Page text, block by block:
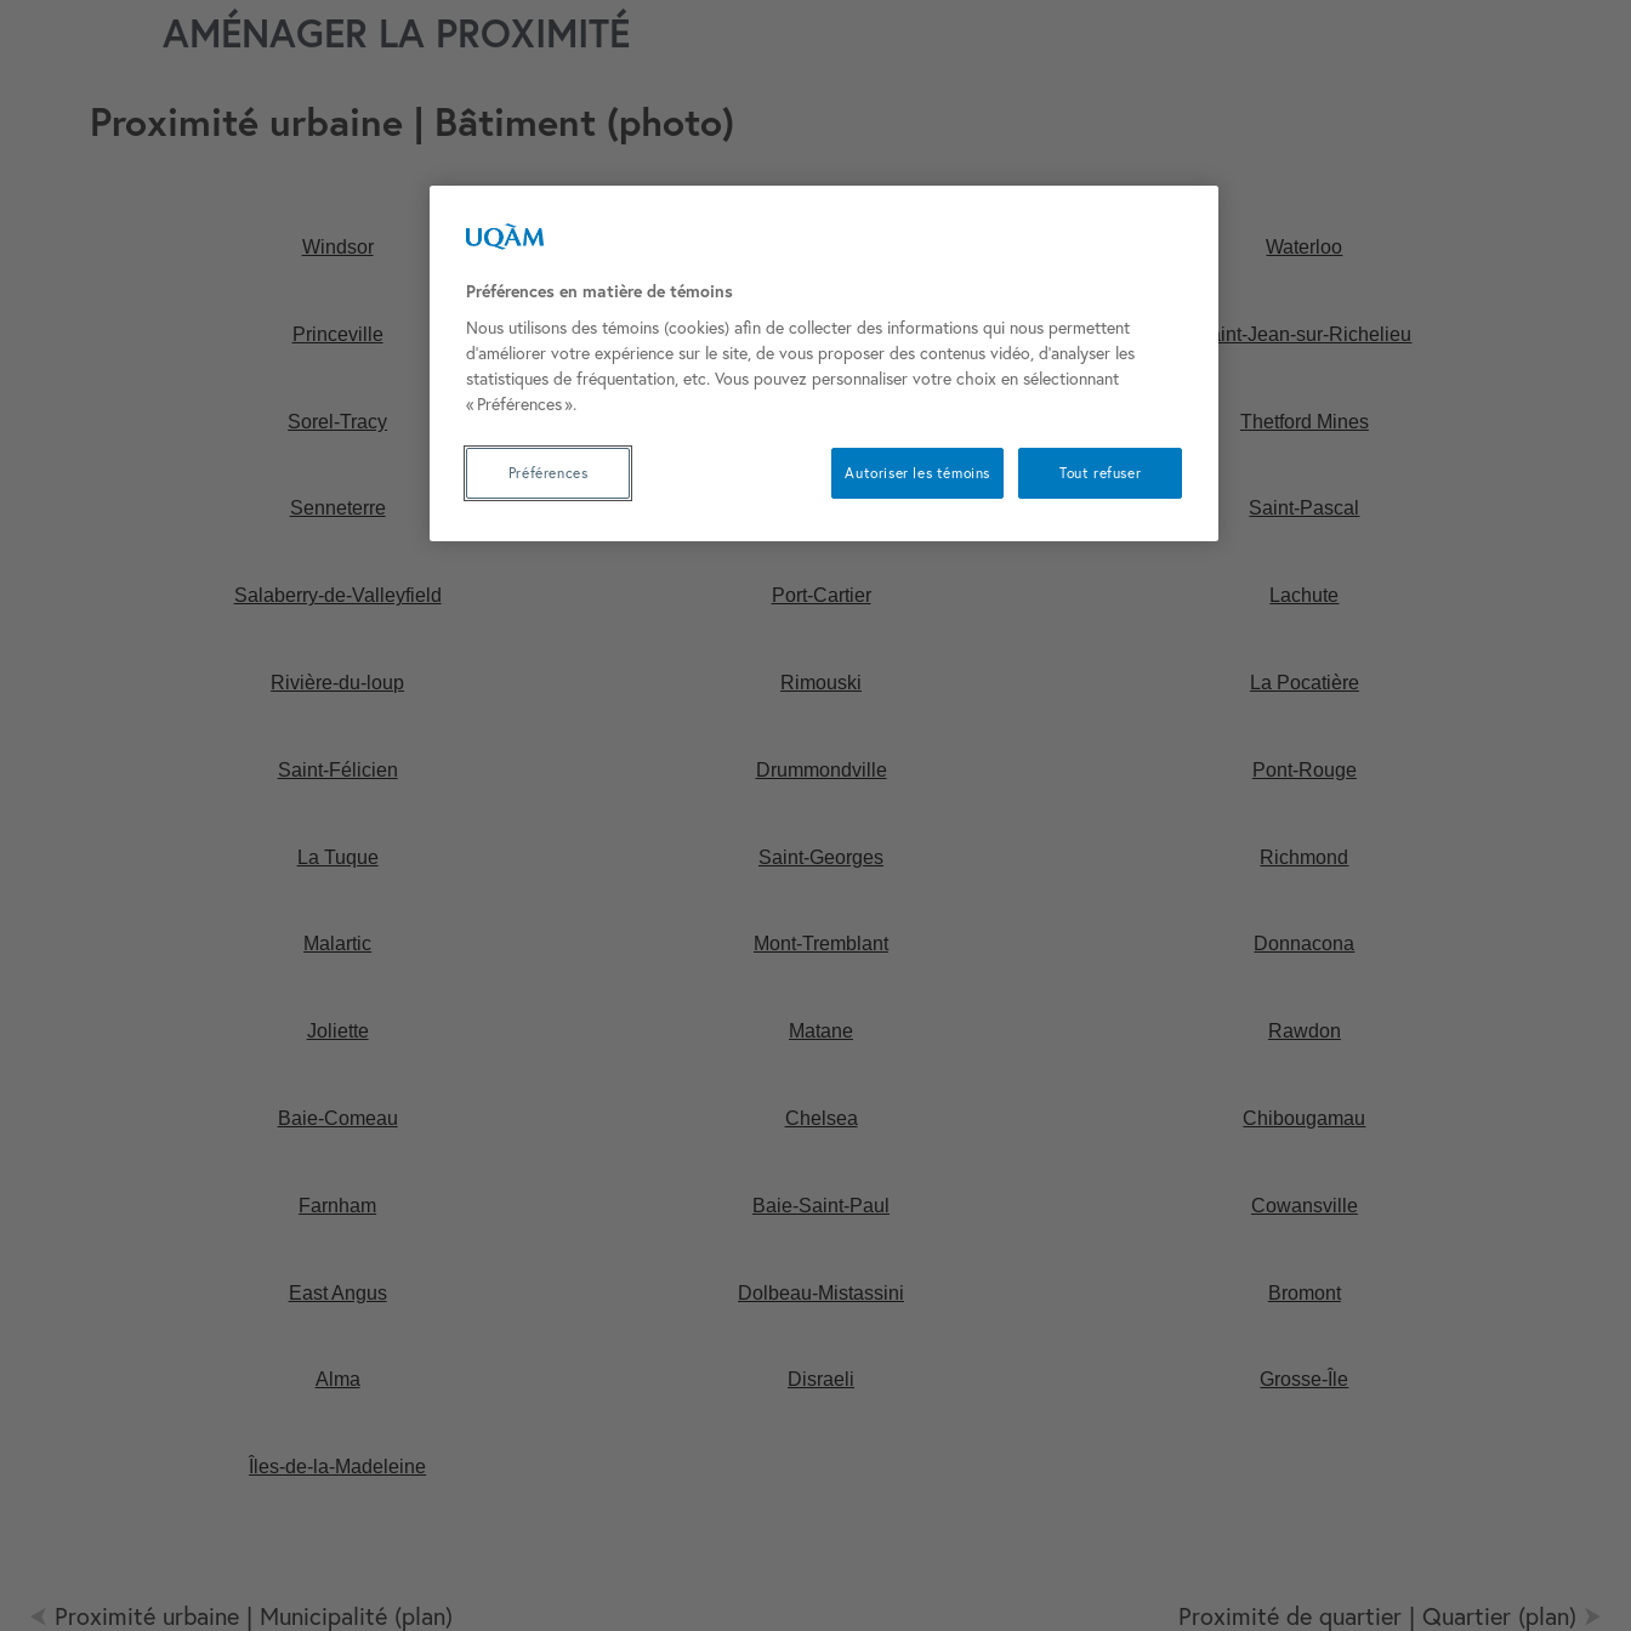
AMÉNAGER LA PROXIMITÉ
Proximité urbaine | Bâtiment (photo)
Windsor Waterloo
Princeville Sept-Îles​ Saint-Jean-sur-Richelieu​
Sorel-Tracy​ Thetford Mines​
Senneterre​ Saint-Pascal​
Salaberry-de-Valleyfield​ Port-Cartier​ Lachute​
Rivière-du-loup​ Rimouski​ La Pocatière​
Saint-Félicien​ Drummondville​ Pont-Rouge​
La Tuque​ Saint-Georges​ Richmond
Malartic​ Mont-Tremblant​ Donnacona​
Joliette​ Matane​ Rawdon​
Baie-Comeau​ Chelsea​ Chibougamau​
Farnham​ Baie-Saint-Paul​ Cowansville​
East Angus​ Dolbeau-Mistassini​ Bromont​
Alma​ Disraeli​ Grosse-Île​
Îles-de-la-Madeleine​
Proximité urbaine | Municipalité (plan) Proximité de quartier | Quartier (plan)
Préférences en matière de témoins
Nous utilisons des témoins (cookies) afin de collecter des informations qui nous permettent
d’améliorer votre expérience sur le site, de vous proposer des contenus vidéo, d’analyser les
statistiques de fréquentation, etc. Vous pouvez personnaliser votre choix en sélectionnant
« Préférences ».
Tout refuser
Autoriser les témoins
Préférences